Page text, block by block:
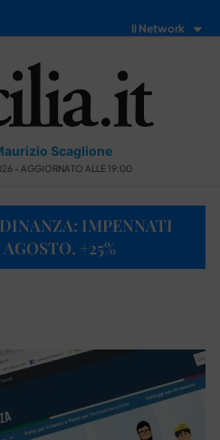
Il Network
Scaglione
- AGGIORNATO ALLE 19:00
IMPENNATI
+25%